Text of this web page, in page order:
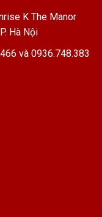
K The Manor
Hà Nội
và 0936.748.383